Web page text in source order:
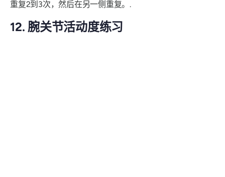
重复2到3次，然后在另一侧重复。.
12. 腕关节活动度练习